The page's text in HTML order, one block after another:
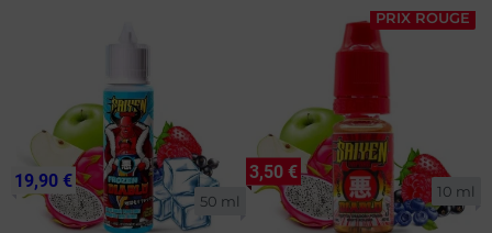
50 ml
19,90 €
PRIX ROUGE
10 ml
3,50 €